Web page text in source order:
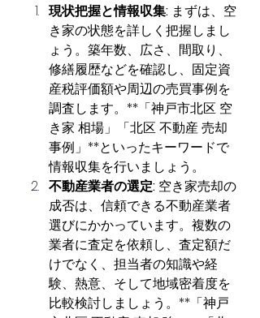
現状把握と情報収集: まずは、空
き家の状態を詳しく把握しまし
ょう。築年数、広さ、間取り、
修繕履歴などを確認し、固定資
産税評価額や周辺の売買事例を
調査します。**「神戸市北区 空
き家 相場」「北区 不動産 売却
事例」**といったキーワードで
情報収集を行いましょう。
不動産業者の選定: 空き家売却の
成否は、信頼できる不動産業者
選びにかかっています。複数の
業者に査定を依頼し、査定額だ
けでなく、担当者の知識や経
験、熱意、そして地域密着度を
比較検討しましょう。**「神戸